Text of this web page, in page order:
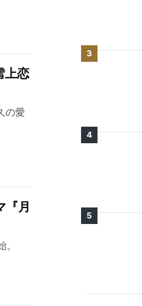
上恋
の愛
『月
3
4
5